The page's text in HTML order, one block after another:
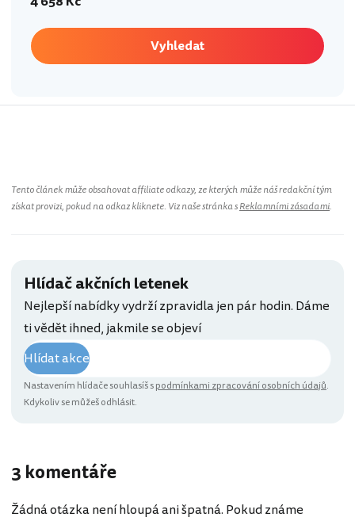
Vyhledat
Tento článek může obsahovat affiliate odkazy, ze kterých může náš redakční tým
získat provizi, pokud na odkaz kliknete. Viz naše stránka sReklamními zásadami.
Hlídač akčních letenek
Nejlepší nabídky vydrží zpravidla jen pár hodin. Dáme
ti vědět ihned, jakmile se objeví
Hlídat akce
Nastavením hlídače souhlasíš spodmínkami zpracování osobních údajů.
Kdykoliv se můžeš odhlásit.
3 komentáře
Žádná otázka není hloupá ani špatná. Pokud známe